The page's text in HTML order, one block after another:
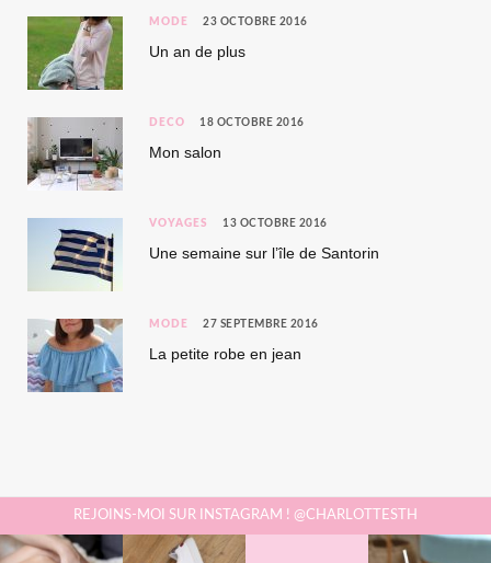
MODE 23 OCTOBRE 2016
Un an de plus
DÉCO 18 OCTOBRE 2016
Mon salon
VOYAGES 13 OCTOBRE 2016
Une semaine sur l’île de Santorin
MODE 27 SEPTEMBRE 2016
La petite robe en jean
REJOINS-MOI SUR INSTAGRAM ! @CHARLOTTESTH